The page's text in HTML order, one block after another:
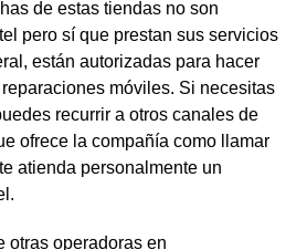
de estas tiendas no son
pero sí que prestan sus servicios
están autorizadas para hacer
móviles. Si necesitas
recurrir a otros canales de
ofrece la compañía como llamar
atienda personalmente un
otras operadoras en